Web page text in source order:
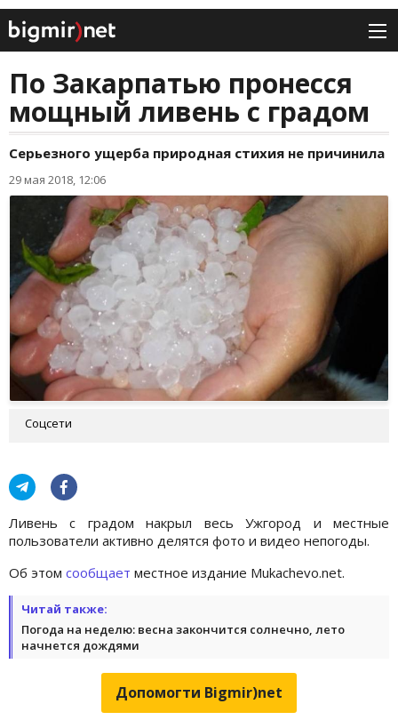
По Закарпатью пронесся
мощный ливень с градом
Серьезного ущерба природная стихия не причинила
29 мая 2018, 12:06
Соцсети
Ливень с градом накрыл весь Ужгород и местные
пользователи активно делятся фото и видео непогоды.
Об этом сообщает местное издание Mukachevo.net.
Читай также:
Погода на неделю: весна закончится солнечно, лето
начнется дождями
Допомогти Bigmir)net